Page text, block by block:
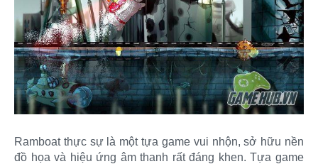
Ramboat thực sự là một tựa game vui nhộn, sở hữu nền
đồ họa và hiệu ứng âm thanh rất đáng khen. Tựa game